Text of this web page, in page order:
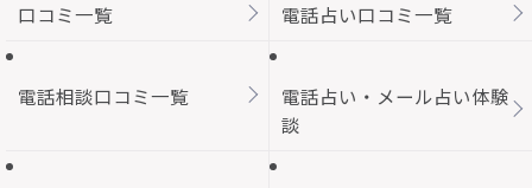
口コミ一覧 電話占い口コミ一覧
電話相談口コミ一覧
電話占い・メール占い体験
談